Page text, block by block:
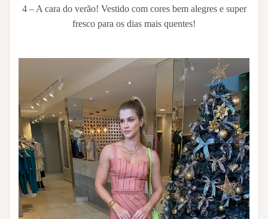
4 – A cara do verão! Vestido com cores bem alegres e super
fresco para os dias mais quentes!